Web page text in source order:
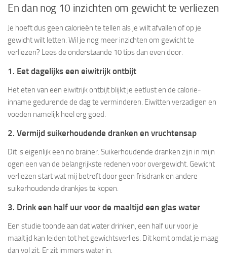
En dan nog 10 inzichten om gewicht te verliezen
Je hoeft dus geen calorieën te tellen als je wilt afvallen of op je
gewicht wilt letten. Wil je nog meer inzichten om gewicht te
verliezen? Lees de onderstaande 10 tips dan even door.
1. Eet dagelijks een eiwitrijk ontbijt
Het eten van een eiwitrijk ontbijt blijkt je eetlust en de calorie-
inname gedurende de dag te verminderen. Eiwitten verzadigen en
voeden namelijk heel erg goed.
2. Vermijd suikerhoudende dranken en vruchtensap
Dit is eigenlijk een no brainer. Suikerhoudende dranken zijn in mijn
ogen een van de belangrijkste redenen voor overgewicht. Gewicht
verliezen start wat mij betreft door geen frisdrank en andere
suikerhoudende drankjes te kopen.
3. Drink een half uur voor de maaltijd een glas water
Een studie toonde aan dat water drinken, een half uur voor je
maaltijd kan leiden tot het gewichtsverlies. Dit komt omdat je maag
dan vol zit. Er zit immers water in.